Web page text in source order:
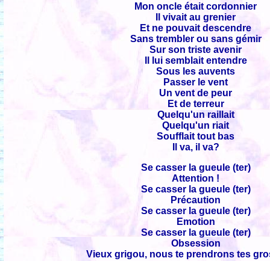
Mon oncle était cordonnier
Il vivait au grenier
Et ne pouvait descendre
Sans trembler ou sans gémir
Sur son triste avenir
Il lui semblait entendre
Sous les auvents
Passer le vent
Un vent de peur
Et de terreur
Quelqu'un raillait
Quelqu'un riait
Soufflait tout bas
Il va, il va?
Se casser la gueule (ter)
Attention !
Se casser la gueule (ter)
Précaution
Se casser la gueule (ter)
Emotion
Se casser la gueule (ter)
Obsession
Vieux grigou, nous te prendrons tes